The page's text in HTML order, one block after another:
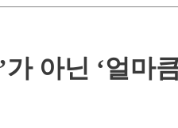
아닌 ‘얼마